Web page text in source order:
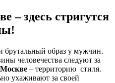
– здесь стригутся
брутальный образ у мужчин.
человечества следуют за
Москве – территорию стиля.
ухаживают за своей